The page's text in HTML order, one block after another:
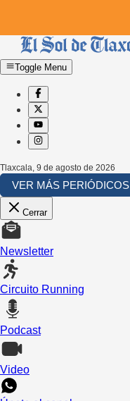
Toggle Menu
Tlaxcala 9 de agosto de 2026
VER MÁS PERIÓDICOS
Cerrar
Newsletter
Circuito Running
Podcast
Video